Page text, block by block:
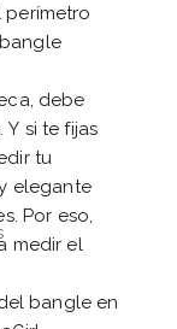
perímetro
debe
si te fijas
tu
elegante
Por eso,
medir el
bangle en